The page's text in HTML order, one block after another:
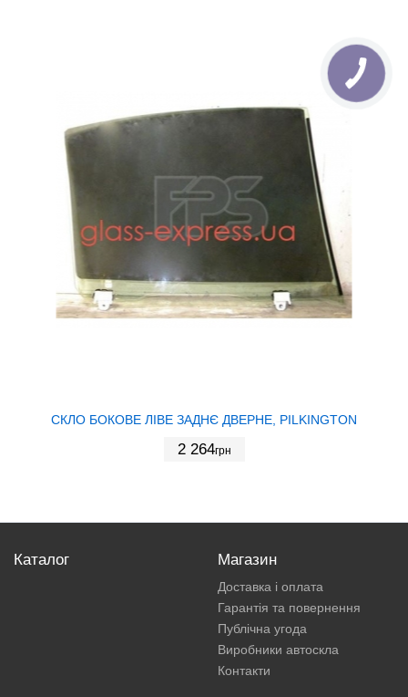
СКЛО БОКОВЕ ЛІВЕ ЗАДНЄ ДВЕРНЕ, PILKINGTON
2 264грн
Каталог Магазин
Доставка і оплата
Гарантія та повернення
Публічна угода
Виробники автоскла
Контакти